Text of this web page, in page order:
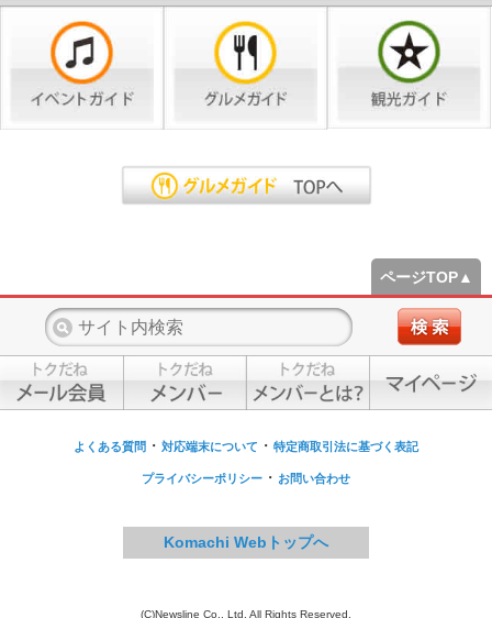
ページTOP▲
よくある質問 ・ 対応端末について ・ 特定商取引法に基づく表記
プライバシーポリシー ・ お問い合わせ
Komachi Webトップへ
(C)Newsline Co., Ltd. All Rights Reserved.